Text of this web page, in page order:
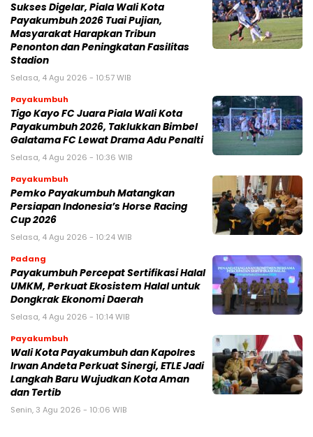
Sukses Digelar, Piala Wali Kota
Payakumbuh 2026 Tuai Pujian,
Masyarakat Harapkan Tribun
Penonton dan Peningkatan Fasilitas
Stadion
Selasa, 4 Agu 2026 - 10:57 WIB
Payakumbuh
Tigo Kayo FC Juara Piala Wali Kota
Payakumbuh 2026, Taklukkan Bimbel
Galatama FC Lewat Drama Adu Penalti
Selasa, 4 Agu 2026 - 10:36 WIB
Payakumbuh
Pemko Payakumbuh Matangkan
Persiapan Indonesia’s Horse Racing
Cup 2026
Selasa, 4 Agu 2026 - 10:24 WIB
Padang
Payakumbuh Percepat Sertifikasi Halal
UMKM, Perkuat Ekosistem Halal untuk
Dongkrak Ekonomi Daerah
Selasa, 4 Agu 2026 - 10:14 WIB
Payakumbuh
Wali Kota Payakumbuh dan Kapolres
Irwan Andeta Perkuat Sinergi, ETLE Jadi
Langkah Baru Wujudkan Kota Aman
dan Tertib
Senin, 3 Agu 2026 - 10:06 WIB